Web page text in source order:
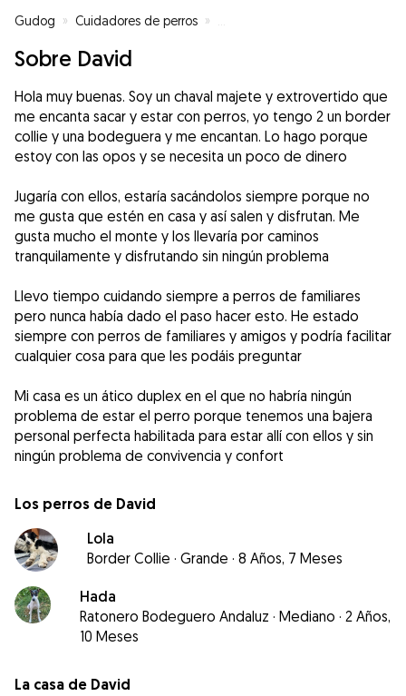
Gudog » Cuidadores de perros »
Sobre David
Hola muy buenas. Soy un chaval majete y extrovertido que
me encanta sacar y estar con perros, yo tengo 2 un border
collie y una bodeguera y me encantan. Lo hago porque
estoy con las opos y se necesita un poco de dinero
Jugaría con ellos, estaría sacándolos siempre porque no
me gusta que estén en casa y así salen y disfrutan. Me
gusta mucho el monte y los llevaría por caminos
tranquilamente y disfrutando sin ningún problema
Llevo tiempo cuidando siempre a perros de familiares
pero nunca había dado el paso hacer esto. He estado
siempre con perros de familiares y amigos y podría facilitar
cualquier cosa para que les podáis preguntar
Mi casa es un ático duplex en el que no habría ningún
problema de estar el perro porque tenemos una bajera
personal perfecta habilitada para estar allí con ellos y sin
ningún problema de convivencia y confort
Los perros de David
Lola
Border Collie · Grande · 8 Años, 7 Meses
Hada
Ratonero Bodeguero Andaluz · Mediano · 2 Años,
10 Meses
La casa de David